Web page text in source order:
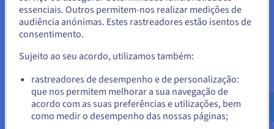
Com a estratégia adequada e as ferramentas certas
fornecidas por parceiros de confiança como a OVHcloud, a
criação de um site imobiliário revelou-se de um valor
inestimável para a sua agência, ajudando-o a atingir novos
máximos na indústria imobiliária.
Estados Unidos.
Para encomendar a partir de Estados Unidos, terá de consultar e
Aceder ao website do Estados Unidos
us.ovhcloud.com/
Inglês USD - $
ou
essenciais. Outros permitem-nos realizar medições de
audiência anónimas. Estes rastreadores estão isentos de
consentimento.
Sujeito ao seu acordo, utilizamos também:
rastreadores de desempenho e de personalização:
que nos permitem melhorar a sua navegação de
acordo com as suas preferências e utilizações, bem
como medir o desempenho das nossas páginas;